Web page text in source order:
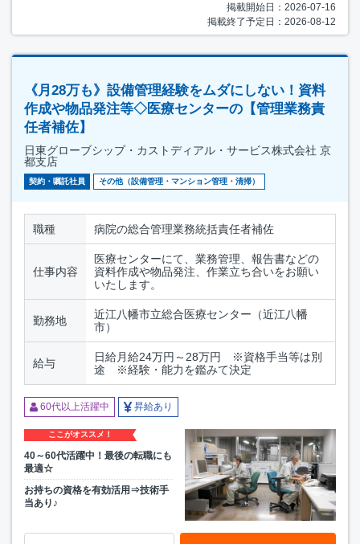
掲載開始日：2026-07-16
掲載終了予定日：2026-08-12
《月28万も》設備管理経験をムダにしない！資料
作成や物品発注等◇医療センターの【管理業務責
任者補佐】
日東グローブシップ・カストディアル・サービス株式会社 京
都支店
契約・嘱託社員 その他（設備管理・マンション管理・清掃）
職種 病院の総合管理業務統括責任者補佐
仕事内容
医療センターにて、業務管理、報告書などの
資料作成や物品発注、作業立ち合いをお願い
いたします。
勤務地
近江八幡市立総合医療センター（近江八幡
市）
給与
日給月給24万円～28万円 ※資格手当等は別
途 ※経験・能力を鑑みて決定
60代以上活躍中 昇給あり
ここがオススメ！
40～60代活躍中！最後の転職にも
最適☆
お持ちの資格を有効活用⇒技術手
当あり♪